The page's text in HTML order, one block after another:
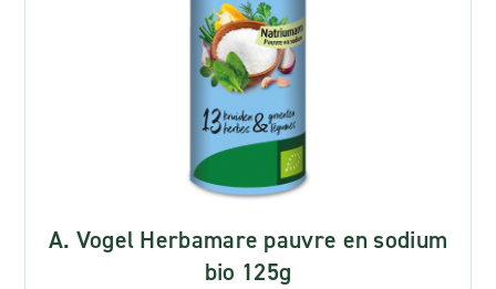
A. Vogel Herbamare pauvre en sodium
bio 125g